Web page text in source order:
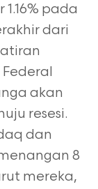
pada
dari
akan
resesi.
dan
8
mereka,